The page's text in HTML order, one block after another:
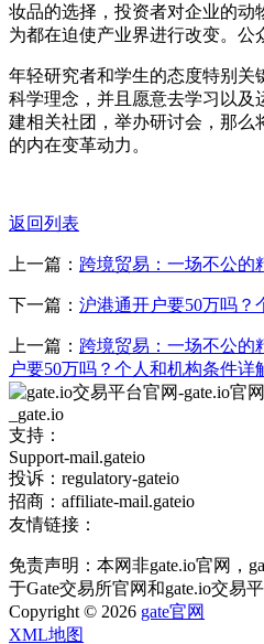
妆品的选择，投资者对企业的动
为都在迫使产业界进行改变。公
年轻研究者和学生的态度特别关
科学理念，并且愿意去学习以及
建相关社团，举办研讨会，那么
的内在变革动力。
返回列表
上一篇： 跨境贸易：一场不公的
下一篇： 沪港通开户要50万吗？
上一篇： 跨境贸易：一场不公的
户要50万吗？个人和机构条件详
支持：
Support-mail.gateio
投诉：regulatory-gateio
招商：affiliate-mail.gateio
友情链接：
免责声明：本网非gate.io官网，
于Gate交易所官网和gate.io交易
Copyright © 2026 gate官网
XML地图